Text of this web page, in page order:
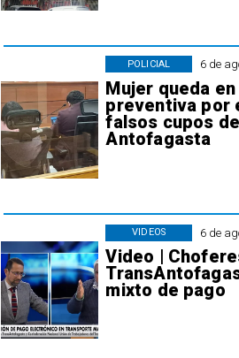
6 de
Mujer queda
preventiva por
falsos cupos
Antofagasta
POLICIAL
6 de
Video |
mixto de pago
VIDEOS